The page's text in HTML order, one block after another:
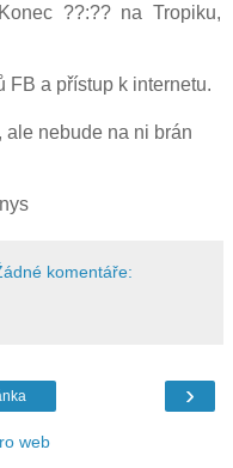
??:?? na Tropiku,
FB a přístup k internetu.
ale nebude na ni brán
komentáře:
›
web